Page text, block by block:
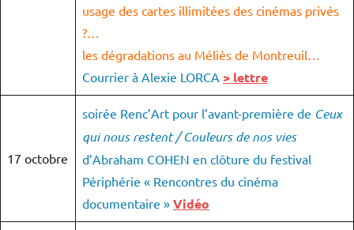
usage des cartes illimitées des cinémas privés
?…
les dégradations au Méliès de Montreuil…
Courrier à Alexie LORCA > lettre
17 octobre
soirée Renc’Art pour l’avant-première de Ceux
qui nous restent / Couleurs de nos vies
d’Abraham COHEN en clôture du festival
Périphérie « Rencontres du cinéma
documentaire » Vidéo